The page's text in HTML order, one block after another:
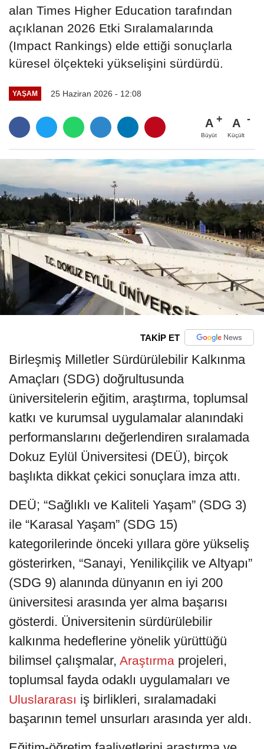
alan Times Higher Education tarafından
açıklanan 2026 Etki Sıralamalarında
(Impact Rankings) elde ettiği sonuçlarla
küresel ölçekteki yükselişini sürdürdü.
YAŞAM 25 Haziran 2026 - 12:08
A
Büyüt
A
Küçült
TAKİP ET
Birleşmiş Milletler Sürdürülebilir Kalkınma
Amaçları (SDG) doğrultusunda
üniversitelerin eğitim, araştırma, toplumsal
katkı ve kurumsal uygulamalar alanındaki
performanslarını değerlendiren sıralamada
Dokuz Eylül Üniversitesi (DEÜ), birçok
başlıkta dikkat çekici sonuçlara imza attı.
DEÜ; “Sağlıklı ve Kaliteli Yaşam” (SDG 3)
ile “Karasal Yaşam” (SDG 15)
kategorilerinde önceki yıllara göre yükseliş
gösterirken, “Sanayi, Yenilikçilik ve Altyapı”
(SDG 9) alanında dünyanın en iyi 200
üniversitesi arasında yer alma başarısı
gösterdi. Üniversitenin sürdürülebilir
kalkınma hedeflerine yönelik yürüttüğü
bilimsel çalışmalar, Araştırma projeleri,
toplumsal fayda odaklı uygulamaları ve
Uluslararası iş birlikleri, sıralamadaki
başarının temel unsurları arasında yer aldı.